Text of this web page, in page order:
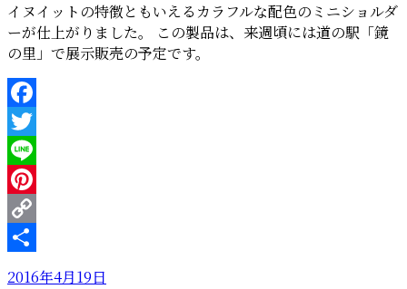
イヌイットの特徴ともいえるカラフルな配色のミニショルダ
ーが仕上がりました。 この製品は、来週頃には道の駅「鏡
の里」で展示販売の予定です。
Facebook
Twitter
Line
Pinterest
Copy
Link
投
2016年4月19日